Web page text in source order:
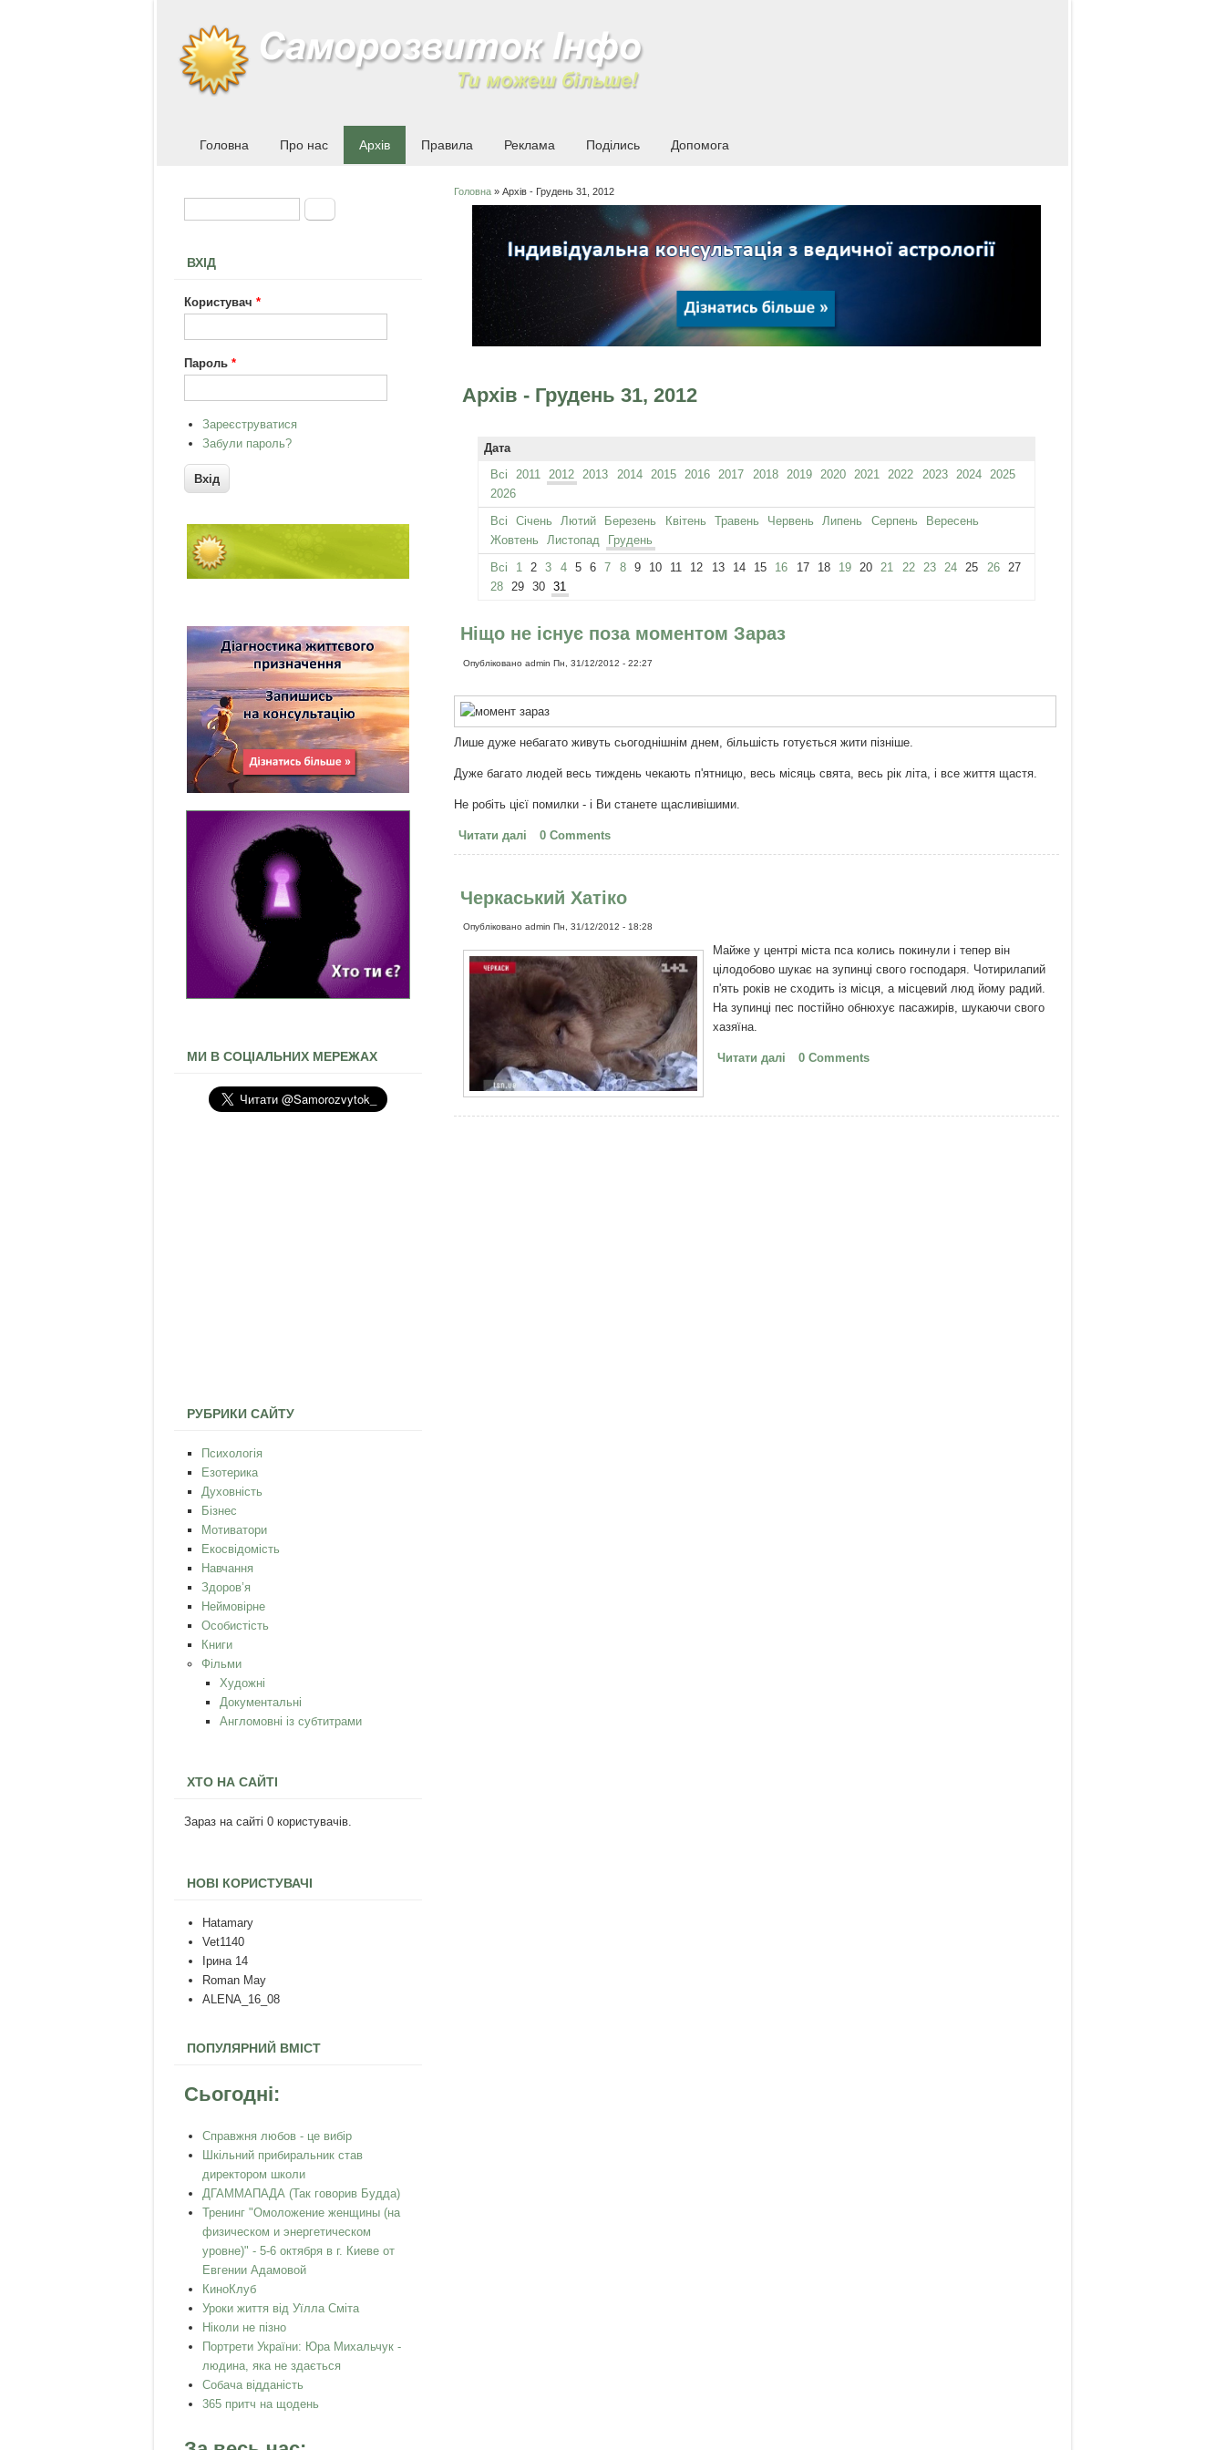
Головна Про нас Архів Правила Реклама Поділись Допомога
Ви є тут
Головна» Архів - Грудень 31, 2012
Архів - Грудень 31, 2012
Дата
Всі
2011 2012 2013 2014 2015 2016 2017 2018 2019 2020 2021 2022 2023 2024
2025
2026
Всі
Січень Лютий Березень Квітень Травень Червень Липень Серпень
Вересень
Жовтень
Листопад
Грудень
Всі
1 2 3 4 5 6 7 8 9 10 11 12 13 14 15 16 17 18 19 20 21 22 23 24 25 26
27
28
29 30 31
Ніщо не існує поза моментом Зараз
Опублікованоadmin Пн, 31/12/2012 - 22:27
Лише дуже небагато живуть сьогоднішнім днем​​, більшість готується жити пізніше.
Дуже багато людей весь тиждень чекають п'ятницю, весь місяць свята, весь рік літа, і все життя щастя.
Не робіть цієї помилки - і Ви станете щасливішими.
Читати далі про Ніщо не існує поза моментом Зараз
0 Comments
Черкаський Хатіко
Опублікованоadmin Пн, 31/12/2012 - 18:28
Майже у центрі міста пса колись покинули і тепер він
цілодобово шукає на зупинці свого господаря. Чотирилапий
п'ять років не сходить із місця, а місцевий люд йому радий.
На зупинці пес постійно обнюхує пасажирів, шукаючи свого
хазяїна.
Читати далі про Черкаський Хатіко
0 Comments
Пошукова форма
Пошук
ВХІД
Користувач *
Пароль *
Зареєструватися
Забули пароль?
МИ В СОЦІАЛЬНИХ МЕРЕЖАХ
РУБРИКИ САЙТУ
Психологія
Езотерика
Духовність
Бізнес
Мотиватори
Екосвідомість
Навчання
Здоров’я
Неймовірне
Особистість
Книги
Фільми
Художні
Документальні
Англомовні із субтитрами
ХТО НА САЙТІ
Зараз на сайті 0 користувачів.
НОВІ КОРИСТУВАЧІ
Hatamary
Vet1140
Ірина 14
Roman May
ALENA_16_08
ПОПУЛЯРНИЙ ВМІСТ
Сьогодні:
Справжня любов - це вибір
Шкільний прибиральник став
директором школи
ДГАММАПАДА (Так говорив Будда)
Тренинг "Омоложение женщины (на
физическом и энергетическом
уровне)" - 5-6 октября в г. Киеве от
Евгении Адамовой
КиноКлуб
Уроки життя від Уїлла Сміта
Ніколи не пізно
Портрети України: Юра Михальчук -
людина, яка не здається
Собача відданість
365 притч на щодень